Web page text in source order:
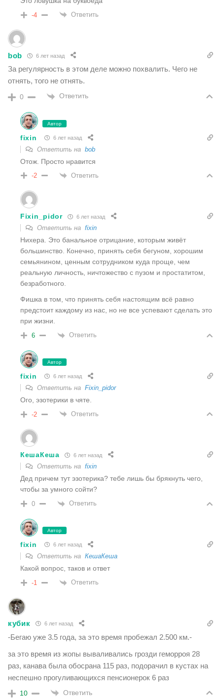
-4 Ответить
bob 6 лет назад
За регулярность в этом деле можно похвалить. Чего не
отнять, того не отнять.
0 Ответить
Автор
fixin 6 лет назад
Ответить на bob
Отож. Просто нравится
-2 Ответить
Fixin_pidor 6 лет назад
Ответить на fixin
Нихера. Это банальное отрицание, которым живёт
большинство. Конечно, принять себя бегуном, хорошим
семьянином, ценным сотрудником куда проще, чем
реальную личность, ничтожество с пузом и простатитом,
безработного.
Фишка в том, что принять себя настоящим всё равно
предстоит каждому из нас, но не все успевают сделать это
при жизни.
6 Ответить
Автор
fixin 6 лет назад
Ответить на Fixin_pidor
Ого, эзотерики в чяте.
-2 Ответить
КешаКеша 6 лет назад
Ответить на fixin
Дед причем тут эзотерика? тебе лишь бы брякнуть чего,
чтобы за умного сойти?
0 Ответить
Автор
fixin 6 лет назад
Ответить на КешаКеша
Какой вопрос, таков и ответ
-1 Ответить
кубик 6 лет назад
-Бегаю уже 3.5 года, за это время пробежал 2.500 км.-
за это время из жопы вываливались грозди геморроя 28
раз, канава была обосрана 115 раз, подорачил в кустах на
неспешно прогуливающихся пенсионерок 6 раз
10 Ответить